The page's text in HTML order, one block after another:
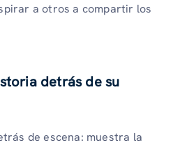
a otros a compartir los
detrás de su
de escena: muestra la